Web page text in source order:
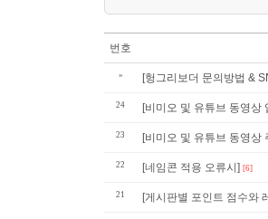
번호
» [헝그리보더 문의방법 &
24 [비미오 및 유튜브 동영상
23 [비미오 및 유튜브 동영상
22 [네임콘 적용 오류시] [6]
21 [게시판별 포인트 점수와